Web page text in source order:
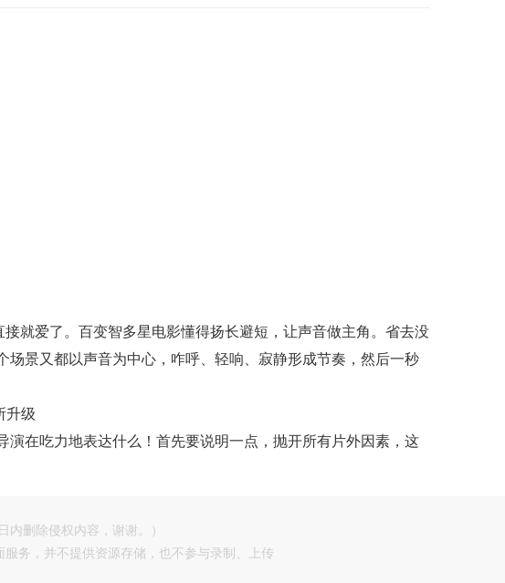
20251110 20251111
就爱了。百变智多星电影懂得扬长避短，让声音做主角。省去没
景又都以声音为中心，咋呼、轻响、寂静形成节奏，然后一秒
升级
在吃力地表达什么！首先要说明一点，抛开所有片外因素，这
删除侵权内容，谢谢。）
务，并不提供资源存储，也不参与录制、上传